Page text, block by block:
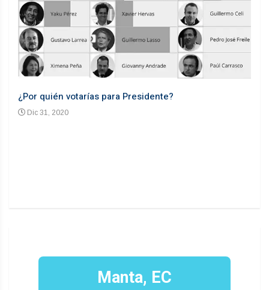
¿Por quién votarías para Presidente?
Dic 31, 2020
Manta, EC